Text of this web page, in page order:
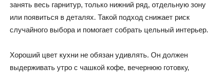
занять весь гарнитур, только нижний ряд, отдельную зону
или появиться в деталях. Такой подход снижает риск
случайного выбора и помогает собрать цельный интерьер.
Хороший цвет кухни не обязан удивлять. Он должен
выдерживать утро с чашкой кофе, вечернюю готовку,